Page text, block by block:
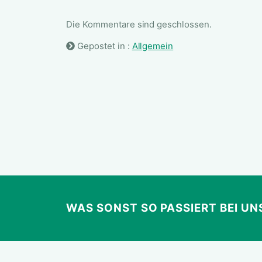
Die Kommentare sind geschlossen.
Gepostet in : Allgemein
WAS SONST SO PASSIERT BEI